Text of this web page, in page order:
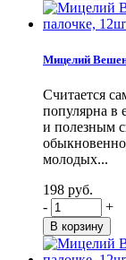
Мицелий
Считается
популярна в
и полезным
молодых...
198 руб.
-
+